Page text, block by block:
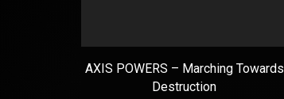
AXIS POWERS – Marching Towards
Destruction